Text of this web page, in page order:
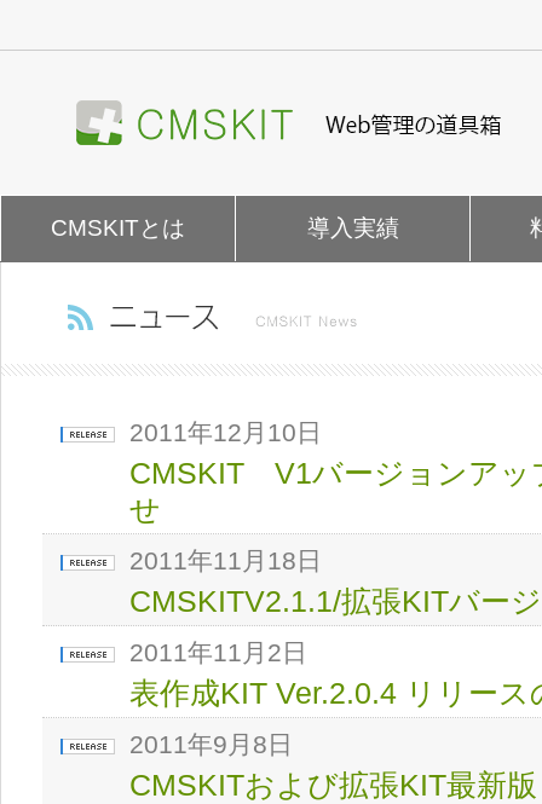
ン
を
CMSKITとは 導入実績
2011年12月10日
CMSKIT V1バージョンアッ
せ
2011年11月18日
CMSKITV2.1.1/拡張KITバー
2011年11月2日
表作成KIT Ver.2.0.4 リリース
2011年9月8日
CMSKITおよび拡張KIT最新